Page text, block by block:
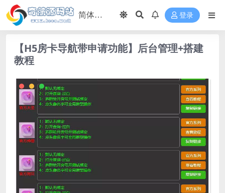
登录
【H5房卡导航带申请功能】后台管理+搭建
教程